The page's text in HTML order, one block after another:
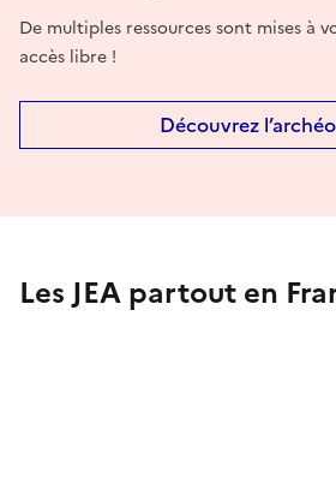
De multiples ressources sont mises à
accès libre !
Découvrez
Les JEA partout en